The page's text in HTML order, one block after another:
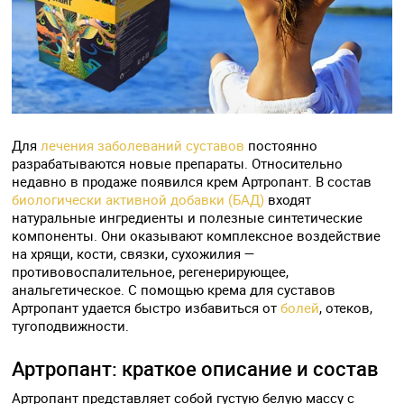
Для лечения заболеваний суставов постоянно
разрабатываются новые препараты. Относительно
недавно в продаже появился крем Артропант. В состав
биологически активной добавки (БАД) входят
натуральные ингредиенты и полезные синтетические
компоненты. Они оказывают комплексное воздействие
на хрящи, кости, связки, сухожилия —
противовоспалительное, регенерирующее,
анальгетическое. С помощью крема для суставов
Артропант удается быстро избавиться отболей, отеков,
тугоподвижности.
Артропант: краткое описание и состав
Артропант представляет собой густую белую массу с